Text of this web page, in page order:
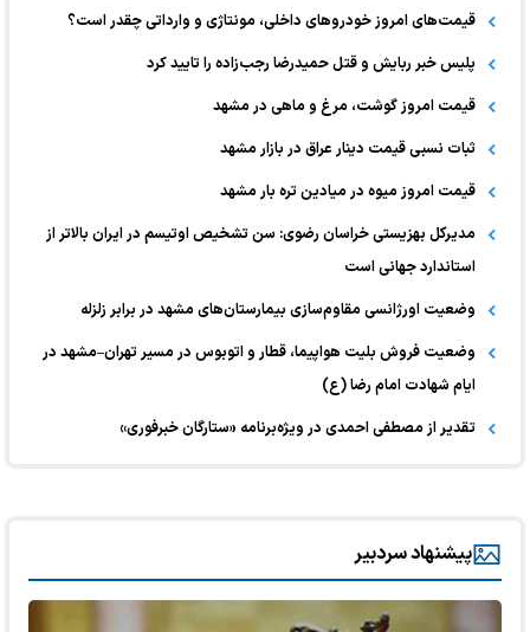
قیمت‌های امروز خودرو‌های داخلی، مونتاژی و وارداتی چقدر است؟
پلیس خبر ربایش و قتل حمیدرضا رجب‌زاده را تایید کرد
قیمت امروز گوشت، مرغ و ماهی در مشهد
ثبات نسبی قیمت دینار عراق در بازار مشهد
قیمت امروز میوه در میادین تره بار مشهد
مدیرکل بهزیستی خراسان رضوی: سن تشخیص اوتیسم در ایران بالاتر از
استاندارد جهانی است
وضعیت اورژانسی مقاوم‌سازی بیمارستان‌های مشهد در برابر زلزله
وضعیت فروش بلیت هواپیما، قطار و اتوبوس در مسیر تهران–مشهد در
ایام شهادت امام رضا (ع)
تقدیر از مصطفی احمدی در ویژه‌برنامه «ستارگان خبرفوری»
پیشنهاد سردبیر